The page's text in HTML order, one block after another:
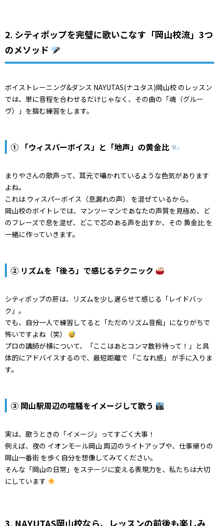
2. シティポップを完璧に歌いこなす「岡山校流」3つ
のメソッド
ボイストレーニング&ダンス NAYUTAS(ナユタス)岡山校 のレッスン
では、単に音程を合わせるだけじゃなく、その曲の「魂（グルー
ヴ）」を掴む練習をします。
① 「ウィスパーボイス」と「地声」の黄金比
まりやさんの歌声って、耳元で囁かれているような色気があります
よね。
これは ウィスパーボイス（息漏れの声） を混ぜているから。
岡山校のボイトレでは、マンツーマンであなたの声質を見極め、ど
のフレーズで息を混ぜ、どこで芯のある声を出すか、その 黄金比 を
一緒に作っていきます。
② リズムを「後ろ」で感じるテクニック
シティポップの肝は、リズムを少し遅らせて感じる「レイドバッ
ク」。
でも、自分一人で練習してると「ただのリズム音痴」になりがちで
怖いですよね（笑）
プロの講師が横について、「ここはあとコンマ数秒待って！」と具
体的にアドバイスするので、最短距離で 「こなれ感」 が手に入りま
す。
③ 岡山駅周辺の喧騒をイメージして歌う
実は、歌うときの「イメージ」ってすごく大事！
例えば、夜の イオンモール岡山 周辺のライトアップや、仕事帰りの
岡山一番街 を歩く自分を想像してみてください。
そんな「岡山の日常」をステージに変える表現力を、私たちは大切
にしています
3. NAYUTAS岡山校なら、レッスンの前後も楽しみ